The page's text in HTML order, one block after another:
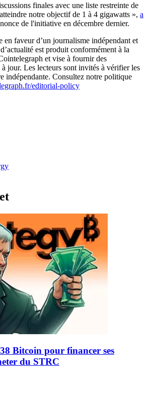
finales avec une liste restreinte de
notre objectif de 1 à 4 gigawatts », a
de l'initiative en décembre dernier.
en faveur d’un journalisme indépendant et
est produit conformément à la
et vise à fournir des
jour. Les lecteurs sont invités à vérifier les
indépendante. Consultez notre politique
editorial-policy
Bitcoin pour financer ses
du STRC